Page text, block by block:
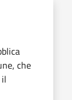
che